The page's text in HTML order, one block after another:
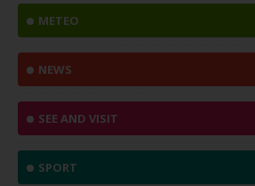
METEO
NEWS
SEE AND VISIT
SPORT